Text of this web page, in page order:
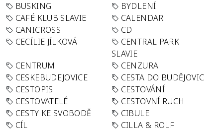
BUSKING
BYDLENÍ
CAFÉ KLUB SLAVIE
CALENDAR
CANICROSS
CD
CECÍLIE JÍLKOVÁ
CENTRAL PARK
SLAVIE
CENTRUM
CENZURA
CESKEBUDEJOVICE
CESTA DO BUDĚJOVIC
CESTOPIS
CESTOVÁNÍ
CESTOVATELÉ
CESTOVNÍ RUCH
CESTY KE SVOBODĚ
CIBULE
CÍL
CILLA & ROLF